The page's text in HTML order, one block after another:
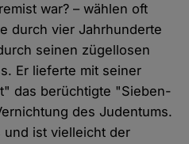
war? – wählen oft
durch vier Jahrhunderte
seinen zügellosen
Er lieferte mit seiner
das berüchtigte "Sieben-
des Judentums.
und ist vielleicht der